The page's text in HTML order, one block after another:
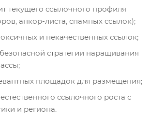
текущего ссылочного профиля
анкор-листа, спамных ссылок);
и некачественных ссылок;
стратегии наращивания
площадок для размещения;
ссылочного роста с
и региона.